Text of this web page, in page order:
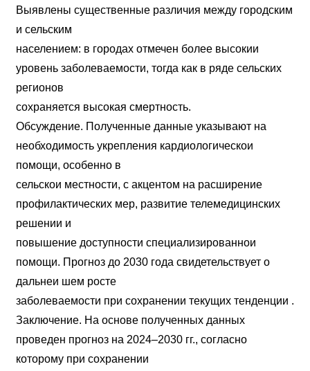
Выявлены существенные различия между городским
и сельским
населением: в городах отмечен более высокии
уровень заболеваемости, тогда как в ряде сельских
регионов
сохраняется высокая смертность.
Обсуждение. Полученные данные указывают на
необходимость укрепления кардиологическои
помощи, особенно в
сельскои местности, с акцентом на расширение
профилактических мер, развитие телемедицинских
решении и
повышение доступности специализированнои
помощи. Прогноз до 2030 года свидетельствует о
дальнеи шем росте
заболеваемости при сохранении текущих тенденции .
Заключение. На основе полученных данных
проведен прогноз на 2024–2030 гг., согласно
которому при сохранении